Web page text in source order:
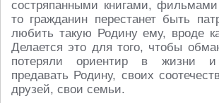
состряпанными книгами,
то гражданин перестанет быть
любить такую Родину ему, вроде
Делается это для того, чтобы
потеряли ориентир в жизни
предавать Родину, своих
друзей, свои семьи.